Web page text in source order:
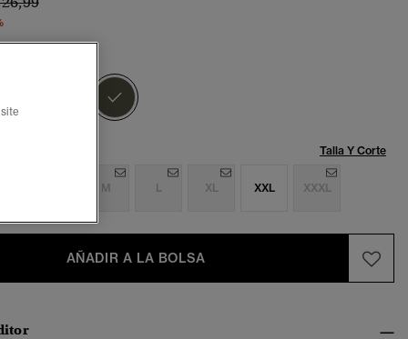
seleccionado
Talla Y Corte
M L XL XXL XXXL
AÑADIR A LA BOLSA